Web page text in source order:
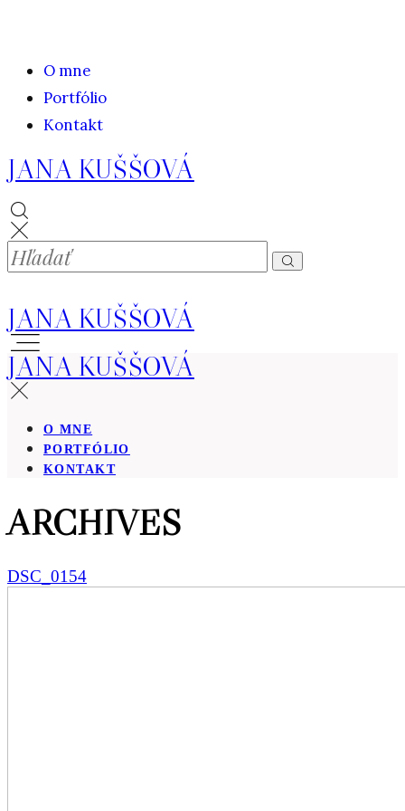
O mne
Portfólio
Kontakt
JANA KUŠŠOVÁ
JANA KUŠŠOVÁ
JANA KUŠŠOVÁ
O MNE
PORTFÓLIO
KONTAKT
ARCHIVES
DSC_0154